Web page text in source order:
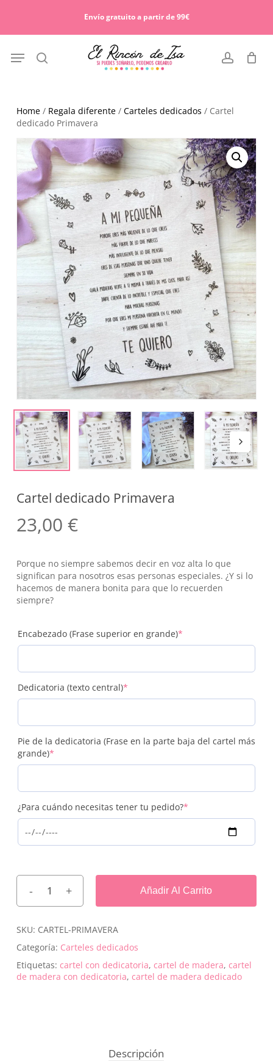
Envío gratuito a partir de 99€
search account
Menu
Cart
Home/ Regala diferente/ Carteles dedicados / Cartel
dedicado Primavera
Cartel dedicado Primavera
23,00 €
Porque no siempre sabemos decir en voz alta lo que
significan para nosotros esas personas especiales. ¿Y si lo
hacemos de manera bonita para que lo recuerden
siempre?
Encabezado (Frase superior en grande)*(required)
Dedicatoria (texto central)*(required)
Pie de la dedicatoria (Frase en la parte baja del cartel más
grande)*(required)
¿Para cuándo necesitas tener tu pedido?*(required)
Añadir Al Carrito
SKU: CARTEL-PRIMAVERA
Categoría: Carteles dedicados
Etiquetas: cartel con dedicatoria, cartel de madera, cartel
de madera con dedicatoria, cartel de madera dedicado
Descripción